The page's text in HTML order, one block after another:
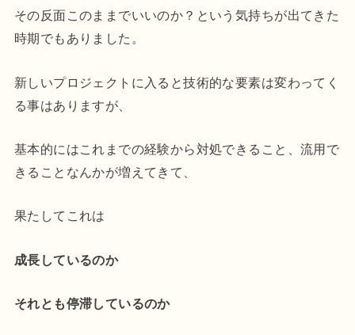
その反面このままでいいのか？という気持ちが出てきた
時期でもありました。
新しいプロジェクトに入ると技術的な要素は変わってく
る事はありますが、
基本的にはこれまでの経験から対処できること、流用で
きることなんかが増えてきて、
果たしてこれは
成長しているのか
それとも停滞しているのか